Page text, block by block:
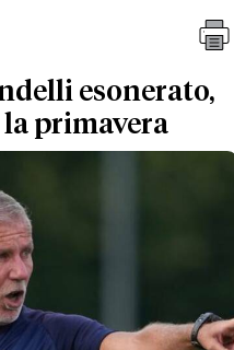
esonerato,
primavera